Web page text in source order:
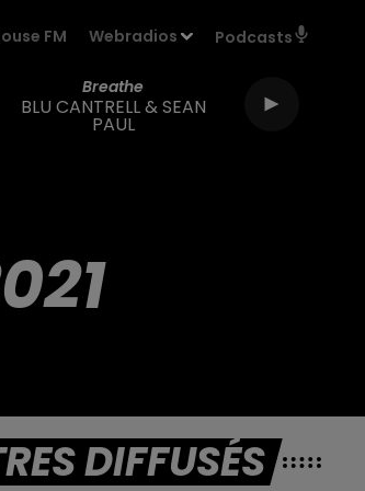
FM Webradios Podcasts
Breathe
BLU CANTRELL & SEAN
PAUL
DIFFUSÉS